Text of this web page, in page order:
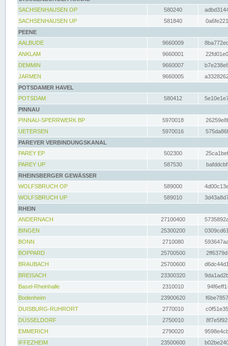
SACHSENHAUSEN OP
580240
SACHSENHAUSEN UP
581840
PEENE
AALBUDE
9660009
ANKLAM
9660001
DEMMIN
9660007
JARMEN
9660005
POTSDAMER HAVEL
POTSDAM
580412
PINNAU
PINNAU-SPERRWERK BP
5970018
UETERSEN
5970016
PAREYER VERBINDUNGSKANAL
PAREY EP
502300
PAREY UP
587530
RHEINSBERGER GEWÄSSER
WOLFSBRUCH OP
589000
WOLFSBRUCH UP
589010
RHEIN
ANDERNACH
27100400
BINGEN
25300200
BONN
2710080
BOPPARD
25700500
BRAUBACH
25700600
BREISACH
23300320
Basel-Rheinhalle
2310010
Bodenheim
23900620
DUISBURG-RUHRORT
2770010
DÜSSELDORF
2750010
EMMERICH
2790020
IFFEZHEIM
23500600